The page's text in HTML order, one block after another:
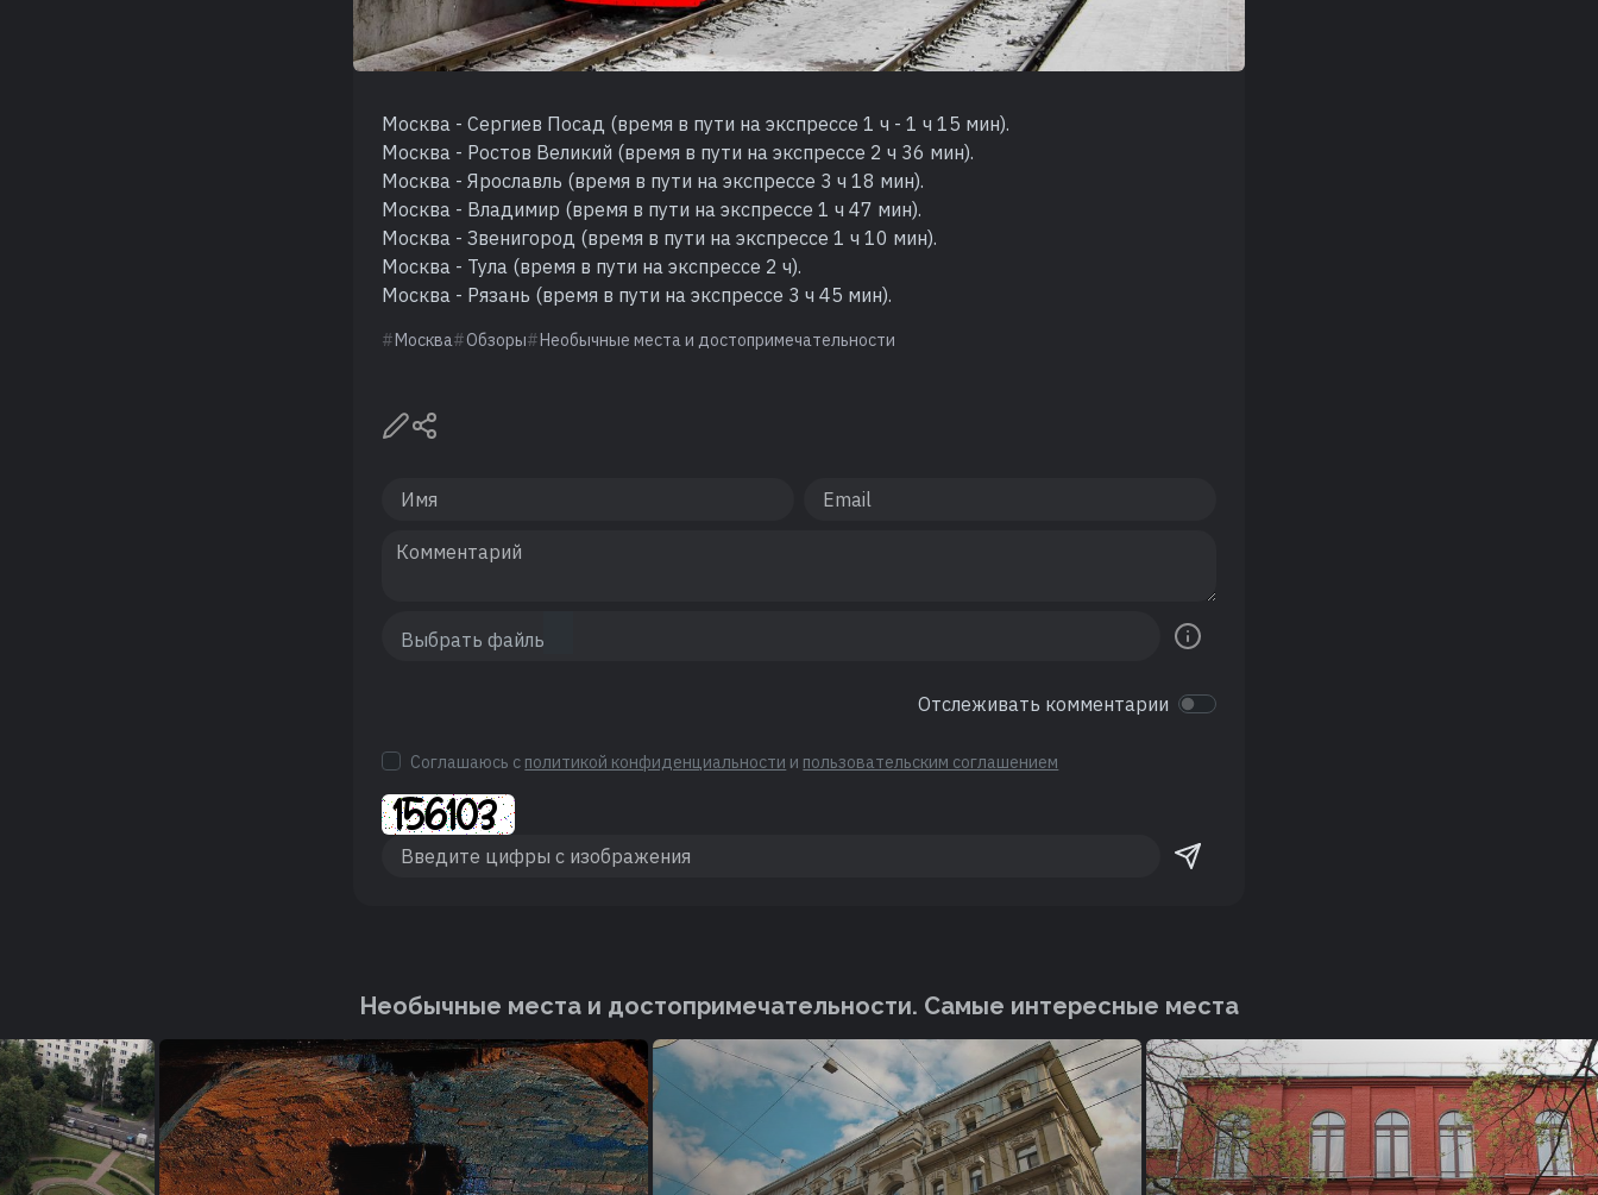
Москва - Сергиев Посад (время в пути на экспрессе 1 ч - 1 ч 15 мин).
Москва - Ростов Великий (время в пути на экспрессе 2 ч 36 мин).
Москва - Ярославль (время в пути на экспрессе 3 ч 18 мин).
Москва - Владимир (время в пути на экспрессе 1 ч 47 мин).
Москва - Звенигород (время в пути на экспрессе 1 ч 10 мин).
Москва - Тула (время в пути на экспрессе 2 ч).
Москва - Рязань (время в пути на экспрессе 3 ч 45 мин).
Москва Обзоры Необычные места и достопримечательности
Отслеживать комментарии
Соглашаюсь с политикой конфиденциальности и пользовательским соглашением
Необычные места и достопримечательности. Cамые интересные места